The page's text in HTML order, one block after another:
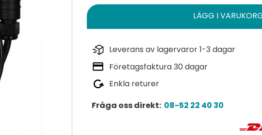
Leverans av lagervaror 1-3 dagar
Företagsfaktura 30 dagar
Enkla returer
Fråga oss direkt: 08-52 22 40 30